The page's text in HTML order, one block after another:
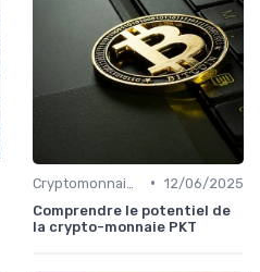
• 12/06/2025
Comprendre le potentiel de
la crypto-monnaie PKT